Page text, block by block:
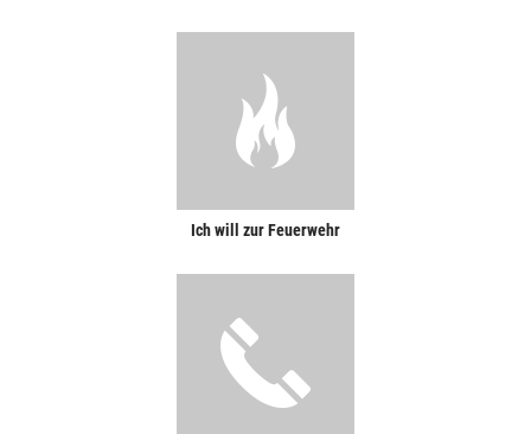
Ich will zur Feuerwehr